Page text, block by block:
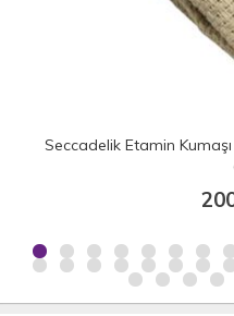
Seccadelik